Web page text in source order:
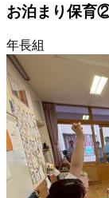
お泊まり保育
年長組